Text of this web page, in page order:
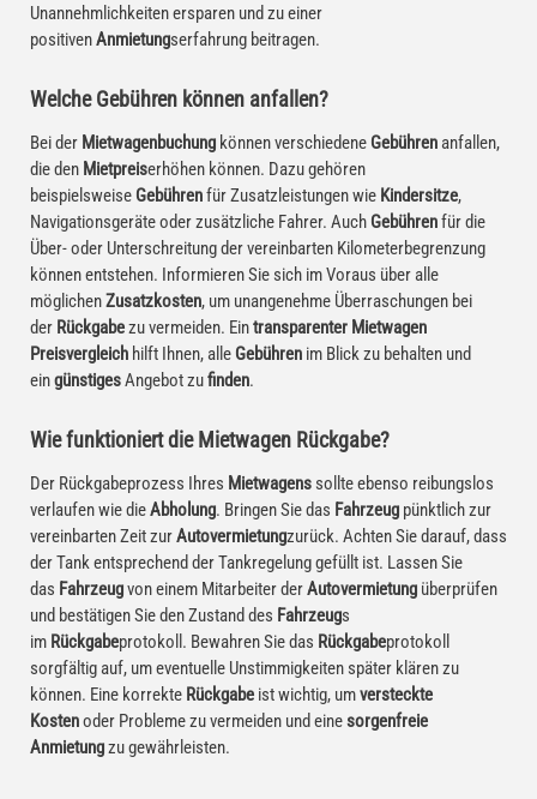
Unannehmlichkeiten ersparen und zu einer
positivenAnmietungserfahrung beitragen.
Welche Gebühren können anfallen?
Bei der Mietwagenbuchung können verschiedene Gebühren anfallen,
die den Mietpreiserhöhen können. Dazu gehören
beispielsweise Gebührenfür Zusatzleistungen wie Kindersitze,
Navigationsgeräte oder zusätzliche Fahrer. Auch Gebührenfür die
Über- oder Unterschreitung der vereinbarten Kilometerbegrenzung
können entstehen. Informieren Sie sich im Voraus über alle
möglichenZusatzkosten, um unangenehme Überraschungen bei
der Rückgabezu vermeiden. Eintransparenter Mietwagen
Preisvergleich hilft Ihnen, alle Gebühren im Blick zu behalten und
eingünstigesAngebot zufinden.
Wie funktioniert die Mietwagen Rückgabe?
Der Rückgabeprozess Ihres Mietwagens sollte ebenso reibungslos
verlaufen wie dieAbholung. Bringen Sie das Fahrzeug pünktlich zur
vereinbarten Zeit zurAutovermietungzurück. Achten Sie darauf, dass
der Tank entsprechend der Tankregelung gefüllt ist. Lassen Sie
das Fahrzeugvon einem Mitarbeiter derAutovermietung überprüfen
und bestätigen Sie den Zustand des Fahrzeugs
im Rückgabeprotokoll. Bewahren Sie das Rückgabeprotokoll
sorgfältig auf, um eventuelle Unstimmigkeiten später klären zu
können. Eine korrekte Rückgabe ist wichtig, umversteckte
Kostenoder Probleme zu vermeiden und einesorgenfreie
Anmietungzu gewährleisten.